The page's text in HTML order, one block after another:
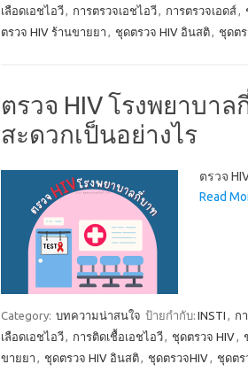
เลือดเอชไอวี, การตรวจเอชไอวี, การตรวจเอดส์,
ตรวจ HIV ร้านขายยา , ชุดตรวจ HIV อินสติ, ชุดต
ตรวจ HIV โรงพยาบา
สะดวกเป็นอย่างไร
ตรวจ
Read
Category: บทความน่าสนใจ ป้ายกำกับ: INSTI , ก
เลือดเอชไอวี, การติดเชื้อเอชไอวี, ชุดตรวจ HIV,
ขายยา , ชุดตรวจ HIV อินสติ, ชุดตรวจHIV, ชุดตร